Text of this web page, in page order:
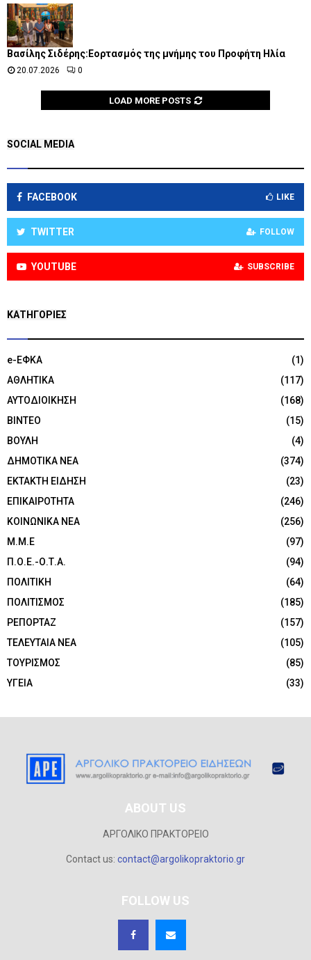
Βασίλης Σιδέρης:Εορτασμός της μνήμης του Προφήτη Ηλία
20.07.2026 0
LOAD MORE POSTS
SOCIAL MEDIA
FACEBOOK LIKE
TWITTER FOLLOW
YOUTUBE SUBSCRIBE
KΑΤΗΓΟΡΊΕΣ
e-ΕΦΚΑ
(1)
ΑΘΛΗΤΙΚΑ
(117)
ΑΥΤΟΔΙΟΙΚΗΣΗ
(168)
ΒΙΝΤΕΟ
(15)
ΒΟΥΛΗ
(4)
ΔΗΜΟΤΙΚΑ ΝΕΑ
(374)
ΕΚΤΑΚΤΗ ΕΙΔΗΣΗ
(23)
ΕΠΙΚΑΙΡΟΤΗΤΑ
(246)
ΚΟΙΝΩΝΙΚΑ ΝΕΑ
(256)
Μ.Μ.Ε
(97)
Π.Ο.Ε.-Ο.Τ.Α.
(94)
ΠΟΛΙΤΙΚΗ
(64)
ΠΟΛΙΤΙΣΜΟΣ
(185)
ΡΕΠΟΡΤΑΖ
(157)
ΤΕΛΕΥΤΑΙΑ ΝΕΑ
(105)
ΤΟΥΡΙΣΜΟΣ
(85)
ΥΓΕΙΑ
(33)
ABOUT US
ΑΡΓΟΛΙΚΟ ΠΡΑΚΤΟΡΕΙΟ
Contact us: contact@argolikopraktorio.gr
FOLLOW US